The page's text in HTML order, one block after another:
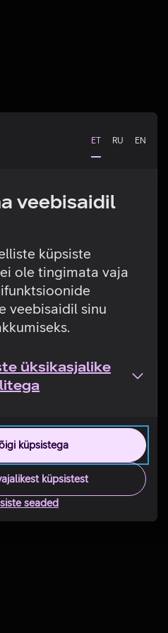
ET RU EN
veebisaidil
küpsiste
ole tingimata vaja
veebisaidil sinu
üksikasjalike
küpsistega
küpsistest
seaded
viga